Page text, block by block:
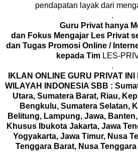
pendapatan layak dari
.
Guru Privat hanya
dan Fokus Mengajar Les Privat
dan Tugas Promosi Online /
kepada Tim LES-
.
IKLAN ONLINE GURU PRIVAT
WILAYAH INDONESIA SBB :
Utara, Sumatera Barat, Riau,
Bengkulu, Sumatera Selatan,
Belitung, Lampung, Jawa,
Khusus Ibukota Jakarta, Jawa
Yogyakarta, Jawa Timur, Nusa
Tenggara Barat, Nusa